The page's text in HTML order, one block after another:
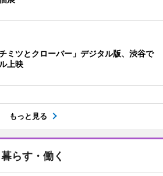
ミツとクローバー」デジタル版、渋谷で
上映
もっと見る
暮らす・働く